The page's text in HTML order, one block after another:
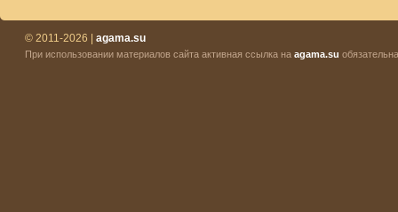
© 2011-2026 | agama.su
При использовании материалов сайта активная ссылка на agama.su